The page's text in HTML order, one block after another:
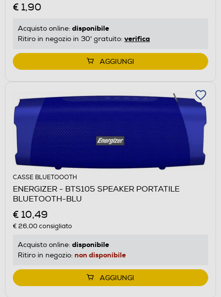
€ 1,90
Acquisto online: disponibile
Ritiro in negozio in 30' gratuito: verifica
AGGIUNGI
CASSE BLUETOOOTH
ENERGIZER - BTS105 SPEAKER PORTATILE
BLUETOOTH-BLU
€ 10,49
€ 26,00consigliato
Acquisto online: disponibile
Ritiro in negozio: non disponibile
AGGIUNGI